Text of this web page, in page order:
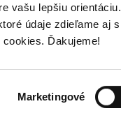
vašu lepšiu orientáciu.
údaje zdieľame aj s
Ďakujeme!
Marketingové